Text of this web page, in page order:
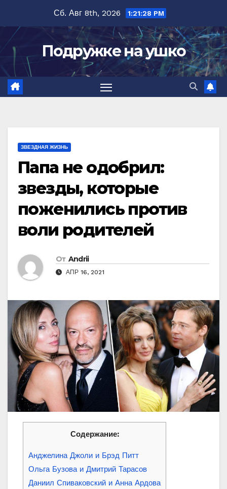
содержимому
Сб. Авг 8th, 2026 1:21:29 PM
Подружке на ушко
ЗВЕЗДНАЯ ЖИЗНЬ
Папа не одобрил:
звезды, которые
поженились против
воли родителей
От Andrii
АПР 16, 2021
Содержание:
Анджелина Джоли и Брэд Питт
Ольга Бузова и Дмитрий Тарасов
Даниил Спиваковский и Анна Ардова